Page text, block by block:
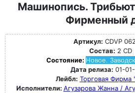
Машинопись.
Фирменный
Артикул: CDVP
Состав: 2 CD
Состояние: Новое.
Дата релиза: 01-
Лейбл: Торговая Фирма
Исполнители: Агузарова Жанна /